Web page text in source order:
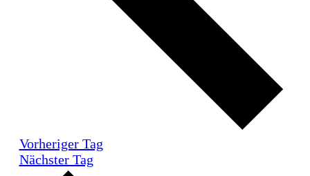
Vorheriger Tag
Nächster Tag